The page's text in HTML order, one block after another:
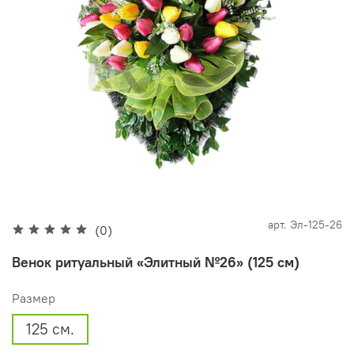
(0) арт. Эл-125-26
Венок ритуальный «Элитный №26» (125 см)
Размер
125 см.